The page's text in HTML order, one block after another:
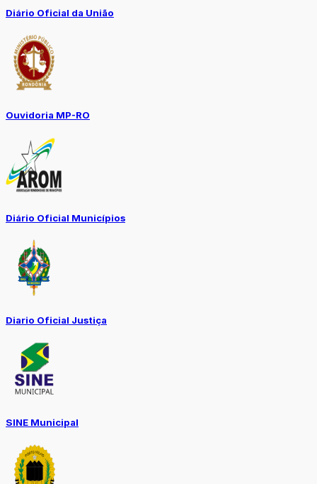
Diário Oficial da União
Ouvidoria MP-RO
Diário Oficial Municípios
Diario Oficial Justiça
SINE Municipal